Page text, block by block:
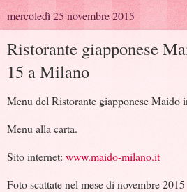
mercoledì 25 novembre 2015
Ristorante giapponese
15 a Milano
Menu del Ristorante giapponese Maido
Menu alla carta.
Sito internet: www.maido-milano.it
Foto scattate nel mese di novembre 2015